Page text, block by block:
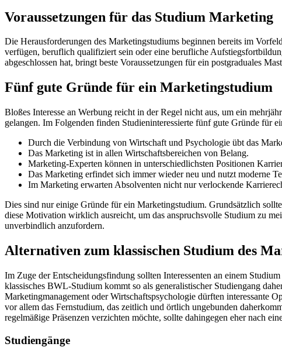
Voraussetzungen für das Studium Marketing
Die Herausforderungen des Marketingstudiums beginnen bereits im
verfügen, beruflich qualifiziert sein oder eine berufliche
abgeschlossen hat, bringt beste Voraussetzungen für ein postgraduales
Fünf gute Gründe für ein Marketingstudium
Bloßes Interesse an Werbung reicht in der Regel nicht aus, um ein
gelangen. Im Folgenden finden Studieninteressierte fünf gute Gründe für
Durch die Verbindung von Wirtschaft und Psychologie übt das
Das Marketing ist in allen Wirtschaftsbereichen von Belang.
Marketing-Experten können in unterschiedlichsten Positionen
Das Marketing erfindet sich immer wieder neu und nutzt moderne
Im Marketing erwarten Absolventen nicht nur verlockende
Dies sind nur einige Gründe für ein Marketingstudium. Grundsätzlich
diese Motivation wirklich ausreicht, um das anspruchsvolle Studium zu
unverbindlich anzufordern.
Alternativen zum klassischen Studium des
Im Zuge der Entscheidungsfindung sollten Interessenten an einem
klassisches BWL-Studium kommt so als generalistischer Studiengang
Marketingmanagement oder Wirtschaftspsychologie dürften interessante
vor allem das Fernstudium, das zeitlich und örtlich ungebunden
regelmäßige Präsenzen verzichten möchte, sollte dahingegen eher nach
Studiengänge